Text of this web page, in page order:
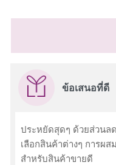
ข้อเสนอที่ดี
ประหยัดสุดๆ ด้วยส่วนล
เลือกสินค้าต่างๆ การผ
สำหรับสินค้าขายดี